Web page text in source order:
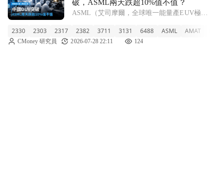
破，ASML兩天跌超10%值不值？
ASML（艾司摩爾，全球唯一能量產EUV極紫
過10%。導火線是一篇報導：中國正在自主研
發浸潤式DUV（深紫外光刻機，製造成熟製程
2330 2303 2317 2382 3711 3131 6488 ASML AMAT
CMoney 研究員 2026-07-28 22:11 124